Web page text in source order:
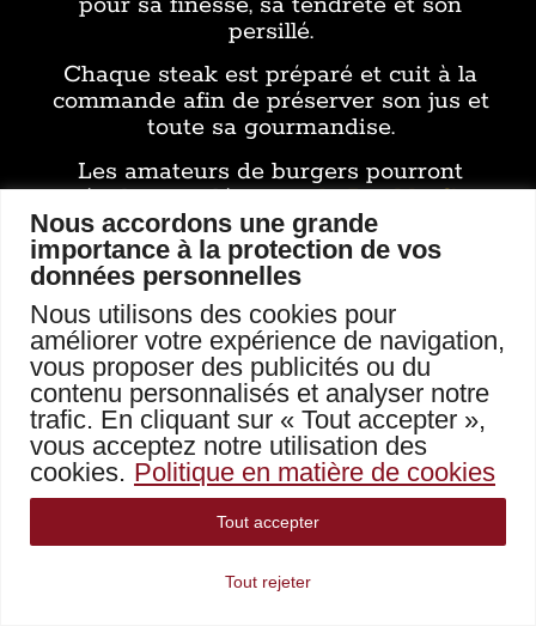
Nous accordons une grande
importance à la protection de vos
données personnelles
Nous utilisons des cookies pour
améliorer votre expérience de navigation,
vous proposer des publicités ou du
contenu personnalisés et analyser notre
trafic. En cliquant sur « Tout accepter »,
vous acceptez notre utilisation des
cookies. Politique en matière de cookies
Tout rejeter
Tout accepter
persillé.
Chaque steak est préparé et cuit à la
commande afin de préserver son jus et
toute sa gourmandise.
Les amateurs de burgers pourront
également découvrirle Double G,
notre burger 100 % Aubrac
succès nous a donné envie d’imaginer
cette version encore plus généreuse.
Une construction pensée dans
les moindres détails
Un burger ne se résume pas à une
succession d’ingrédients.
Le Titan associe un pain artisanal aux
céréales, un fromage généreusement
fondu, du bacon grillé, des oignons
confits, des légumes frais et une sauce
maison qui vient lier l’ensemble sans
prendre le dessus.